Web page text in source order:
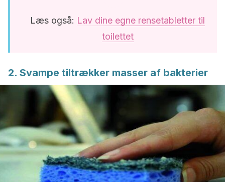
Læs også: Lav dine egne rensetabletter til
toilettet
2. Svampe tiltrækker masser af bakterier